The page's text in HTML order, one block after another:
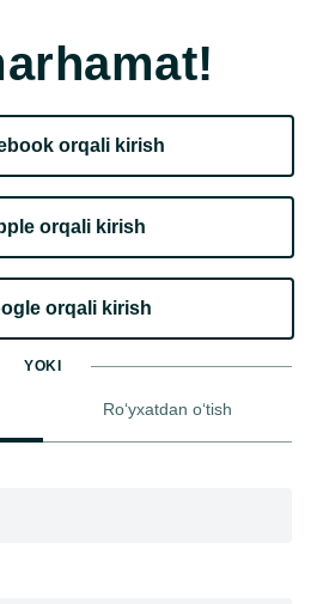
orqali kirish​
orqali kirish
orqali kirish
YOKI
Ro‘yxatdan o‘tish